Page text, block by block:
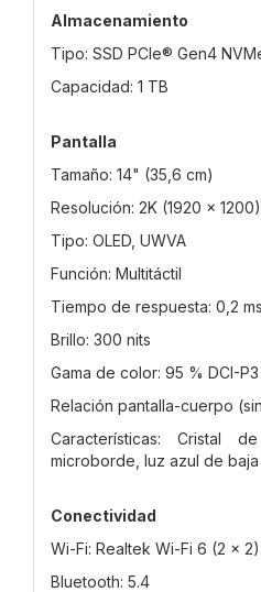
Almacenamiento
Tipo: SSD PCIe® Gen4
Capacidad: 1 TB
Pantalla
Tamaño: 14" (35,6 cm)
Resolución: 2K (1920 × 1200)
Tipo: OLED, UWVA
Función: Multitáctil
Tiempo de respuesta: 0,2 ms
Brillo: 300 nits
Gama de color: 95 % DCI-P3
Relación pantalla-cuerpo
Características: Cristal
microborde, luz azul de
Conectividad
Wi-Fi: Realtek Wi-Fi 6 (2 × 2)
Bluetooth: 5.4